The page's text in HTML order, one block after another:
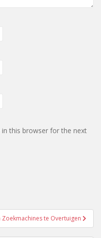
in this browser for the next
Zoekmachines te Overtuigen